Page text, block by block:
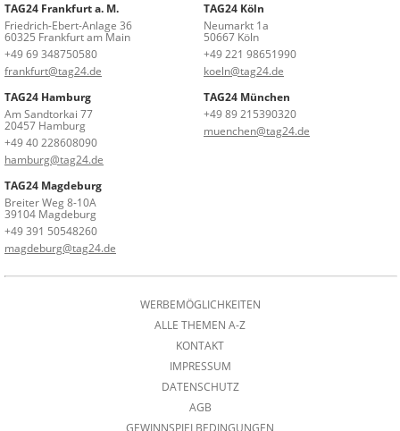
TAG24 Frankfurt a. M.
Friedrich-Ebert-Anlage 36
60325 Frankfurt am Main
+49 69 348750580
frankfurt@tag24.de
TAG24 Köln
Neumarkt 1a
50667 Köln
+49 221 98651990
koeln@tag24.de
TAG24 Hamburg
Am Sandtorkai 77
20457 Hamburg
+49 40 228608090
hamburg@tag24.de
TAG24 München
+49 89 215390320
muenchen@tag24.de
TAG24 Magdeburg
Breiter Weg 8-10A
39104 Magdeburg
+49 391 50548260
magdeburg@tag24.de
WERBEMÖGLICHKEITEN
ALLE THEMEN A-Z
KONTAKT
IMPRESSUM
DATENSCHUTZ
AGB